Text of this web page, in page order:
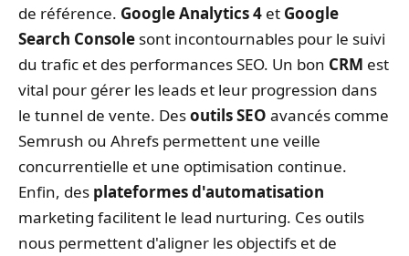
de référence. Google Analytics 4 et Google
Search Console sont incontournables pour le suivi
du trafic et des performances SEO. Un bon CRM est
vital pour gérer les leads et leur progression dans
le tunnel de vente. Desoutils SEO avancés comme
Semrush ou Ahrefs permettent une veille
concurrentielle et une optimisation continue.
Enfin, des plateformes d'automatisation
marketing facilitent le lead nurturing. Ces outils
nous permettent d'aligner les objectifs et de